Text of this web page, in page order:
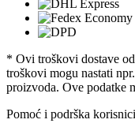
* Ovi troškovi dostave
troškovi mogu nastati
proizvoda. Ove podatke
Pomoć i podrška